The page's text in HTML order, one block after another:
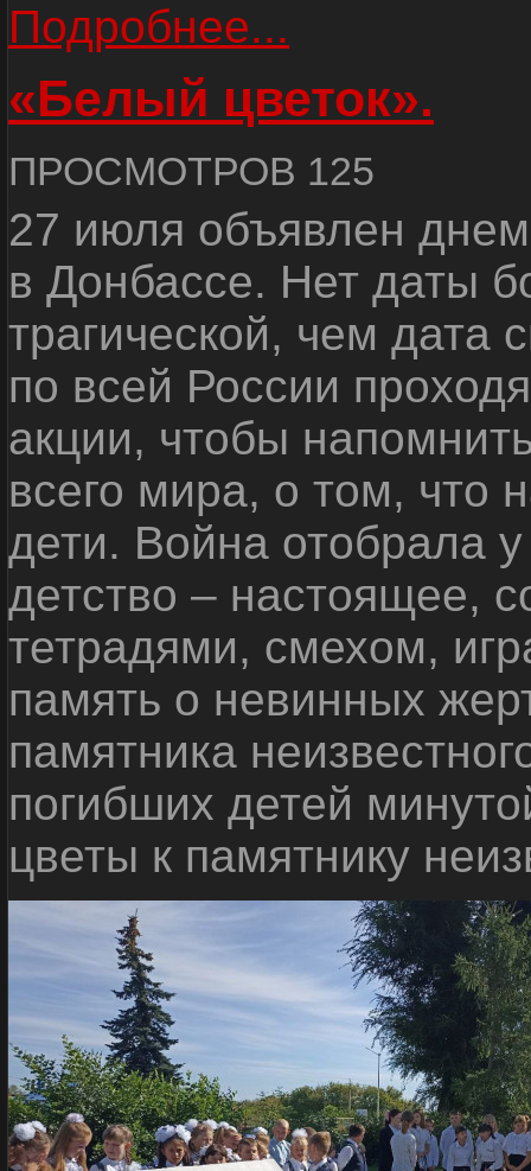
Подробнее...
«Белый цветок».
ПРОСМОТРОВ 125
27 июля объявлен
в Донбассе. Нет даты
трагической, чем дата
по всей России
акции, чтобы
всего мира, о том, что
дети. Война отобрала
детство – настоящее,
тетрадями, смехом,
память о невинных
памятника
погибших детей
цветы к памятнику